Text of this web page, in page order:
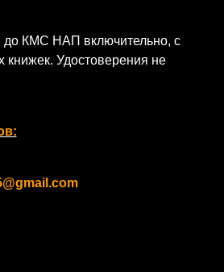
до КМС НАП включительно, с
Удостоверения не